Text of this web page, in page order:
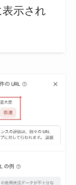
示され